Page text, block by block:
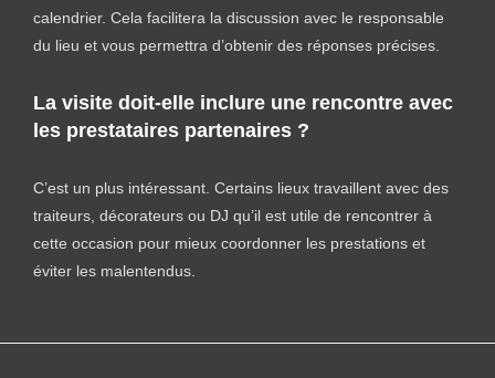
calendrier. Cela facilitera la discussion avec le responsable
du lieu et vous permettra d’obtenir des réponses précises.
La visite doit-elle inclure une rencontre avec
les prestataires partenaires ?
C’est un plus intéressant. Certains lieux travaillent avec des
traiteurs, décorateurs ou DJ qu’il est utile de rencontrer à
cette occasion pour mieux coordonner les prestations et
éviter les malentendus.